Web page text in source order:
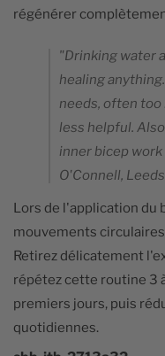
régénérer
"Drinking water
healing
needs, often
less helpful.
inner bicep
O'Connell,
Lors de l'application du
mouvements
Retirez délicatement
répétez cette routine 3
premiers jours, puis
quotidiennes.